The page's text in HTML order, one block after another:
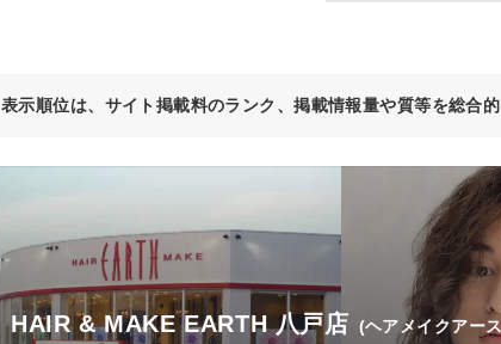
表示順位は、サイト掲載料のランク、掲載情報量や質等を総合
HAIR & MAKE EARTH 八戸店 (ヘアメイクアー